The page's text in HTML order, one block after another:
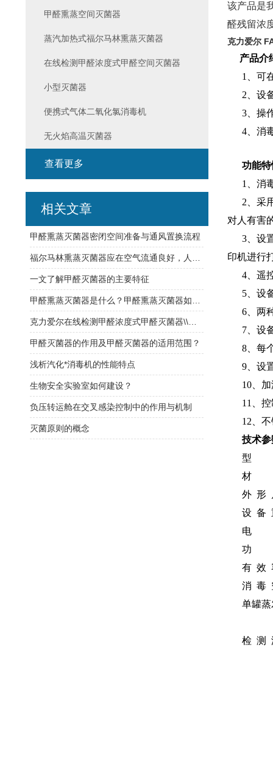
该产品是
醛残留浓
克力爱尔
产品介
1、可在
2、设备
3、操作
4、消毒
功能特
1、消毒
2、采用
对人有害
3、设置
印机进行
4、遥控
5、设备
6、两种
7、设备
8、每个
9、设置
10、加
11、控
12、不
技术参
型
材
外 形
设
电 源
功
有
消
单罐蒸
检 测
甲醛熏蒸空间灭菌器
蒸汽加热式福尔马林熏蒸灭菌器
在线检测甲醛浓度式甲醛空间灭菌器
小型灭菌器
便携式气体二氧化氯消毒机
无火焰高温灭菌器
查看更多
相关文章
甲醛熏蒸灭菌器密闭空间准备与通风置换流程
一文了解甲醛灭菌器的主要特征
甲醛灭菌器的作用及甲醛灭菌器的适用范围？
浅析汽化*消毒机的性能特点
生物安全实验室如何建设？
负压转运舱在交叉感染控制中的作用与机制
灭菌原则的概念